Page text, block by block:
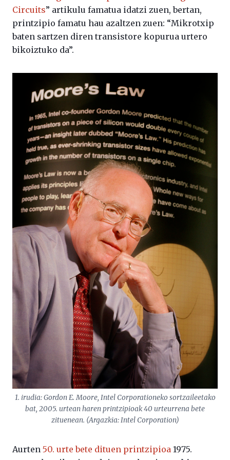
Circuits” artikulu famatua idatzi zuen, bertan,
printzipio famatu hau azaltzen zuen: “Mikrotxip
baten sartzen diren transistore kopurua urtero
bikoiztuko da”.
1. irudia: Gordon E. Moore, Intel Corporationeko sortzaileetako
bat, 2005. urtean haren printzipioak 40 urteurrena bete
zituenean. (Argazkia: Intel Corporation)
Aurten 50. urte bete dituen printzipioa 1975.